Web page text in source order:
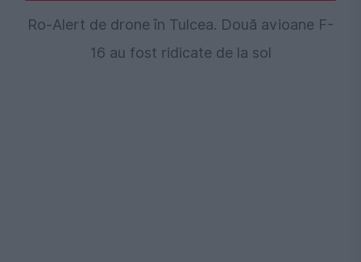
Ro-Alert de drone în Tulcea. Două avioane F-
16 au fost ridicate de la sol